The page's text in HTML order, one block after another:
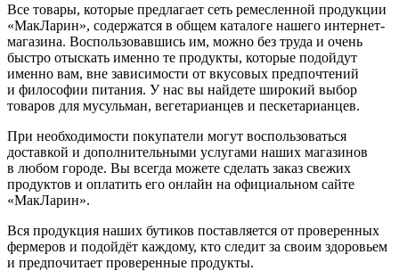
Все товары, которые предлагает сеть ремесленной продукции
«МакЛарин», содержатся в общем каталоге нашего интернет-
магазина. Воспользовавшись им, можно без труда и очень
быстро отыскать именно те продукты, которые подойдут
именно вам, вне зависимости от вкусовых предпочтений
и философии питания. У нас вы найдете широкий выбор
товаров для мусульман, вегетарианцев и пескетарианцев.
При необходимости покупатели могут воспользоваться
доставкой и дополнительными услугами наших магазинов
в любом городе. Вы всегда можете сделать заказ свежих
продуктов и оплатить его онлайн на официальном сайте
«МакЛарин».
Вся продукция наших бутиков поставляется от проверенных
фермеров и подойдёт каждому, кто следит за своим здоровьем
и предпочитает проверенные продукты.